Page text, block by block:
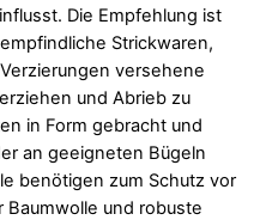
Die Empfehlung ist
Strickwaren,
versehene
und Abrieb zu
in Form gebracht und
an geeigneten Bügeln
benötigen zum Schutz vor
Baumwolle und robuste